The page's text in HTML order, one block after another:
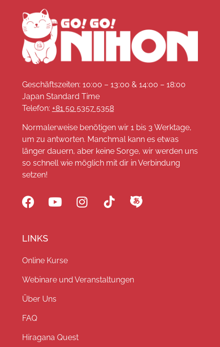
Geschäftszeiten: 10:00 – 13:00 & 14:00 – 18:00
Japan Standard Time
Telefon: +81 50 5357 5358
Normalerweise benötigen wir 1 bis 3 Werktage,
um zu antworten. Manchmal kann es etwas
länger dauern, aber keine Sorge, wir werden uns
so schnell wie möglich mit dir in Verbindung
setzen!
LINKS
Online Kurse
Webinare und Veranstaltungen
Über Uns
FAQ
Hiragana Quest